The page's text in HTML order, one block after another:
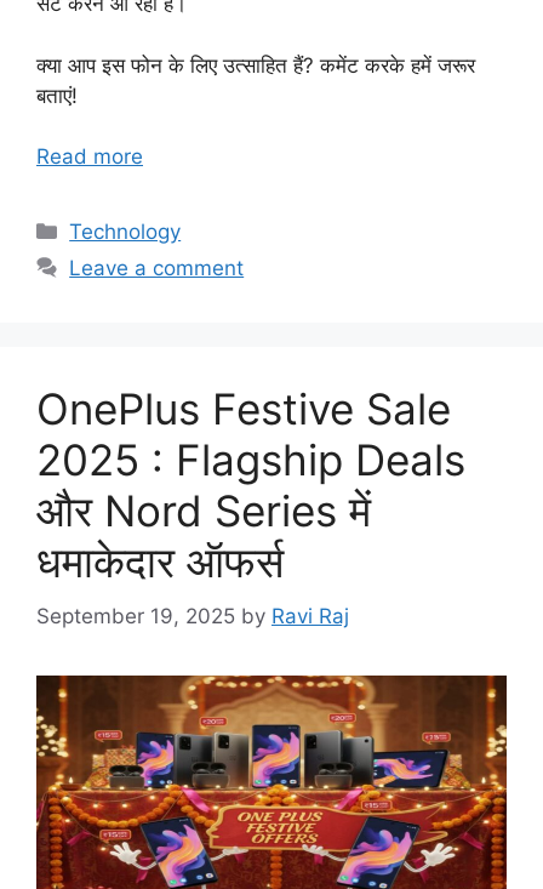
क्या आप इस फोन के लिए उत्साहित हैं? कमेंट करके हमें जरूर
बताएं!
Read more
Categories
Technology
Leave a comment
OnePlus Festive Sale
2025 : Flagship Deals
और Nord Series में
धमाकेदार ऑफर्स
September 19, 2025 by Ravi Raj